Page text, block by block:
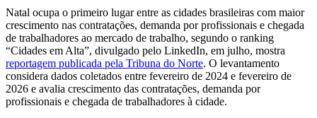
Natal ocupa o primeiro lugar entre as cidades brasileiras com maior
crescimento nas contratações, demanda por profissionais e chegada
de trabalhadores ao mercado de trabalho, segundo o ranking
“Cidades em Alta”, divulgado pelo LinkedIn, em julho, mostra
reportagem publicada pela Tribuna do Norte. O levantamento
considera dados coletados entre fevereiro de 2024 e fevereiro de
2026 e avalia crescimento das contratações, demanda por
profissionais e chegada de trabalhadores à cidade.